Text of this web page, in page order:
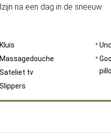
na een dag in de sneeuw.
Kluis
Massagedouche
Sateliet tv
Slippers